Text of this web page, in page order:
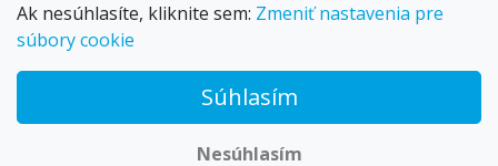
Ak nesúhlasíte, kliknite sem: Zmeniť nastavenia pre
súbory cookie
Súhlasím
Nesúhlasím